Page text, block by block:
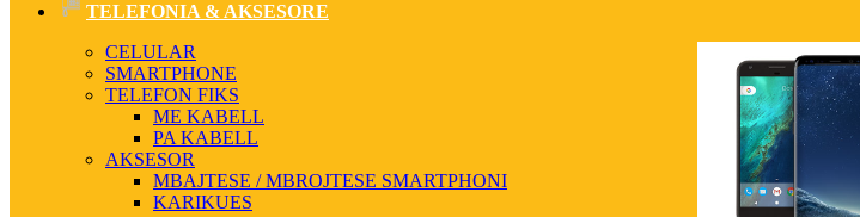
TELEFONIA & AKSESORE
CELULAR
SMARTPHONE
TELEFON FIKS
ME KABELL
PA KABELL
AKSESOR
MBAJTESE / MBROJTESE SMARTPHONI
KARIKUES